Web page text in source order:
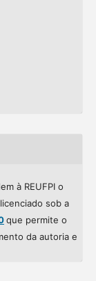
à REUFPI o
sob a
que permite o
da autoria e